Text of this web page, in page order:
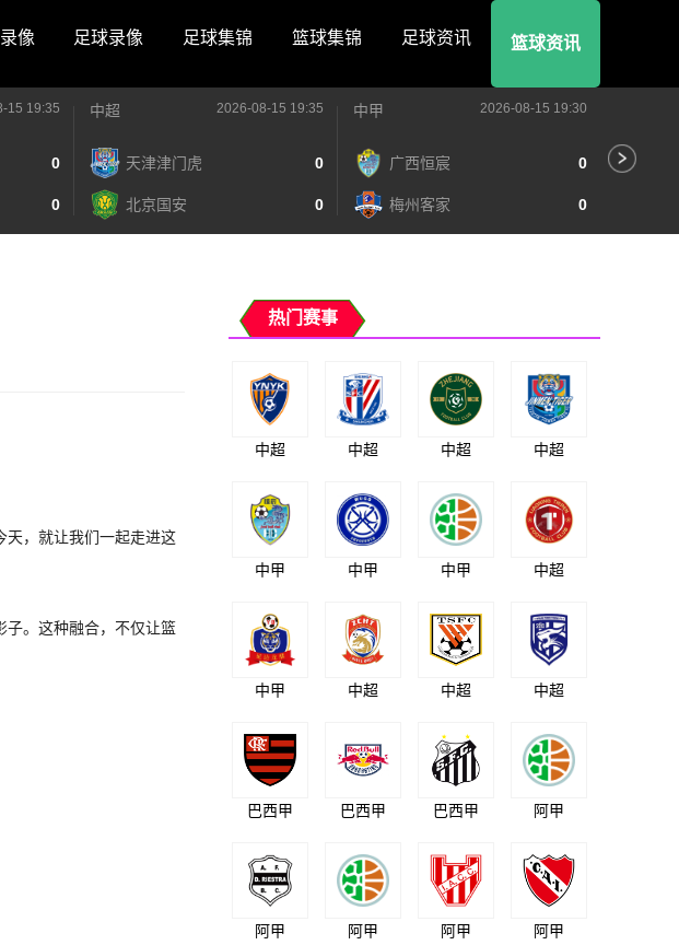
像 足球录像 足球集锦 篮球集锦 足球资讯 篮球资讯
15 19:35
0
0
中超 2026-08-15 19:35
天津津门虎 0
北京国安 0
中甲 2026-08-15 19:30
广西恒宸 0
梅州客家 0
天，就让我们一起走进这
子。这种融合，不仅让篮
热门赛事
中超 中超 中超 中超
中甲 中甲 中甲 中超
中甲 中超 中超 中超
巴西甲 巴西甲 巴西甲 阿甲
阿甲 阿甲 阿甲 阿甲